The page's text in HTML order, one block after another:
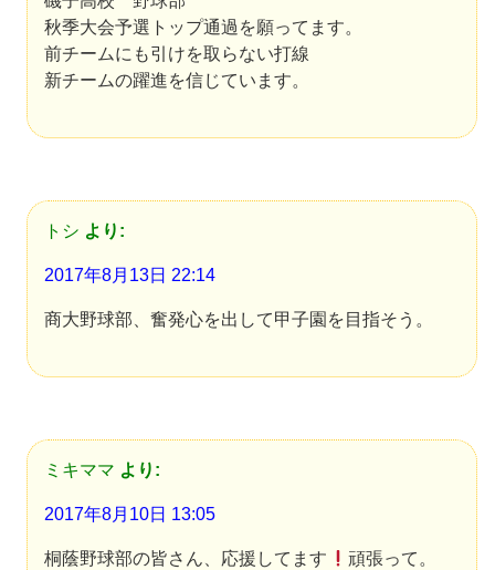
秋季大会予選トップ通過を願ってます。
前チームにも引けを取らない打線
新チームの躍進を信じています。
トシ より:
2017年8月13日 22:14
商大野球部、奮発心を出して甲子園を目指そう。
ミキママ より:
2017年8月10日 13:05
桐蔭野球部の皆さん、応援してます 頑張って。